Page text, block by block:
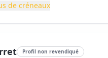
de créneaux
Profil non revendiqué